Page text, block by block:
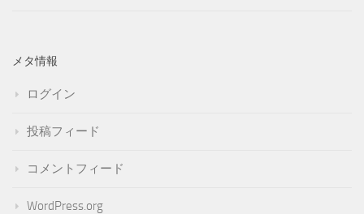
メタ情報
ログイン
投稿フィード
コメントフィード
WordPress.org